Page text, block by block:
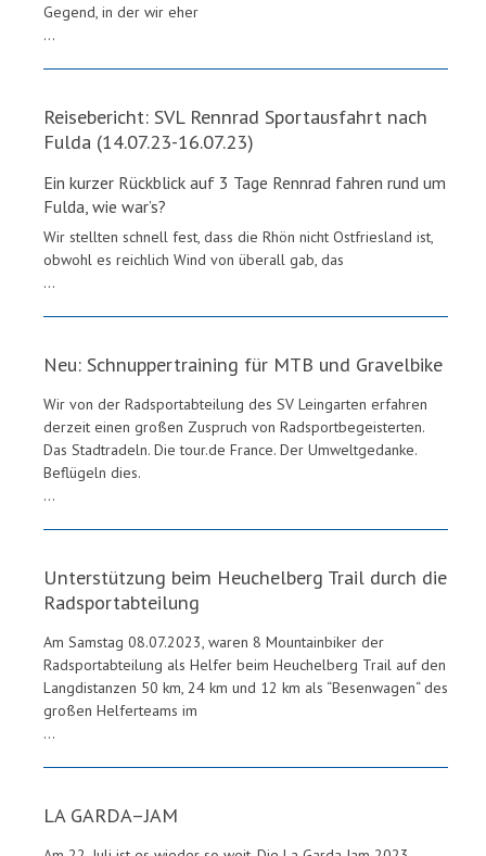
Gegend, in der wir eher
...
Reisebericht: SVL Rennrad Sportausfahrt nach
Fulda (14.07.23-16.07.23)
Ein kurzer Rückblick auf 3 Tage Rennrad fahren rund um
Fulda, wie war’s?
Wir stellten schnell fest, dass die Rhön nicht Ostfriesland ist,
obwohl es reichlich Wind von überall gab, das
...
Neu: Schnuppertraining für MTB und Gravelbike
Wir von der Radsportabteilung des SV Leingarten erfahren
derzeit einen großen Zuspruch von Radsportbegeisterten.
Das Stadtradeln. Die tour.de France. Der Umweltgedanke.
Beflügeln dies.
...
Unterstützung beim Heuchelberg Trail durch die
Radsportabteilung
Am Samstag 08.07.2023, waren 8 Mountainbiker der
Radsportabteilung als Helfer beim Heuchelberg Trail auf den
Langdistanzen 50 km, 24 km und 12 km als “Besenwagen“ des
großen Helferteams im
...
LA GARDA–JAM